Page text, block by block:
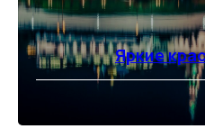
Яркие